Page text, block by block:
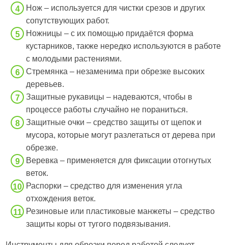
Нож – используется для чистки срезов и других
сопутствующих работ.
Ножницы – с их помощью придаётся форма
кустарников, также нередко используются в работе
с молодыми растениями.
Стремянка – незаменима при обрезке высоких
деревьев.
Защитные рукавицы – надеваются, чтобы в
процессе работы случайно не пораниться.
Защитные очки – средство защиты от щепок и
мусора, которые могут разлетаться от дерева при
обрезке.
Веревка – применяется для фиксации отогнутых
веток.
Распорки – средство для изменения угла
отхождения веток.
Резиновые или пластиковые манжеты – средство
защиты коры от тугого подвязывания.